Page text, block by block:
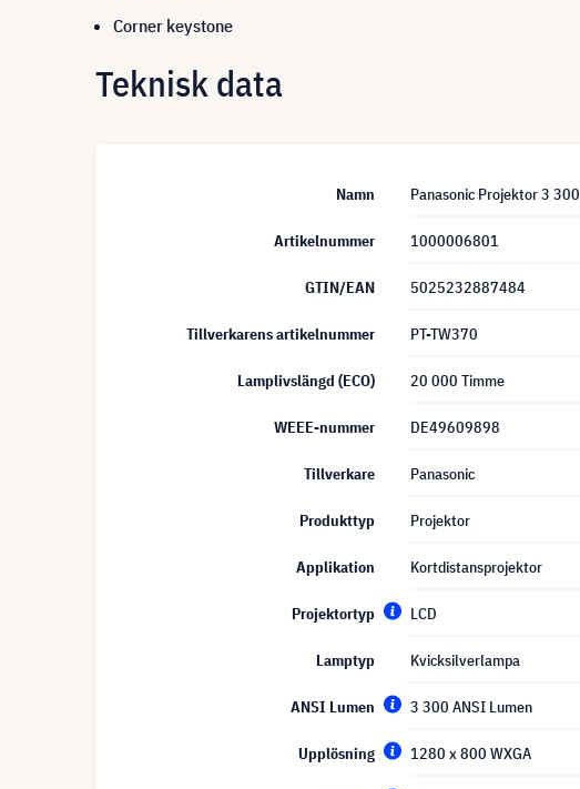
Corner keystone
Teknisk data
Namn Panasonic Projektor 3 300
Artikelnummer 1000006801
GTIN/EAN 5025232887484
Tillverkarens artikelnummer PT-TW370
Lamplivslängd (ECO) 20 000 Timme
WEEE-nummer DE49609898
Tillverkare Panasonic
Produkttyp Projektor
Applikation Kortdistansprojektor
Projektortyp LCD
Lamptyp Kvicksilverlampa
ANSI Lumen 3 300 ANSI Lumen
Upplösning 1280 x 800 WXGA